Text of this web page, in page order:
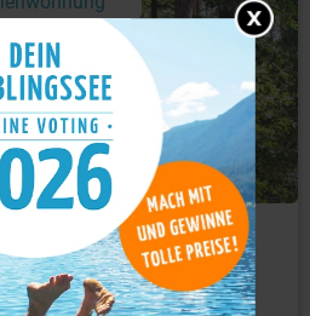
Foto: © booking.com
bietet einen Garten und einen